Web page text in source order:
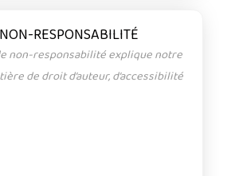
RESPONSABILITÉ
non-responsabilité explique notre
de droit d’auteur, d’accessibilité